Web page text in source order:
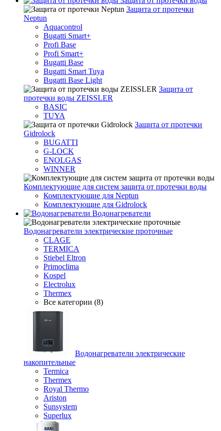
Защита от протечки
Neptun
Aquacontrol
Bugatti Smart+
Profi Base
Profi Smart+
Bugatti Base
Bugatti Smart Tuya
Bugatti Base Light
Защита от
протечки воды ZEISSLER
BASIC
TUYA
Защита от протечки
Gidrolock
BUGATTI
G-LOCK
ENOLGAS
WINNER
Комплектующие для систем защита от протечки воды
Комплектующие для Neptun
Комплектующие для Gidrolock
Водонагреватели
Водонагреватeли электрические проточные
CLAGE
TERMICA
Stiebel Eltron
Primoclima
Kospel
Electrolux
Thermex
Все категории (8)
Водонагреватели электрические
накопительные
Termica
Thermex
Royal Thermo
Ariston
Sunsystem
Superlux